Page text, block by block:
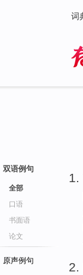
词
双语例句
全部
口语
书面语
论文
原声例句